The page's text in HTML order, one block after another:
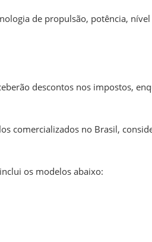
de propulsão, potência,
descontos nos impostos,
comercializados no Brasil,
os modelos abaixo: